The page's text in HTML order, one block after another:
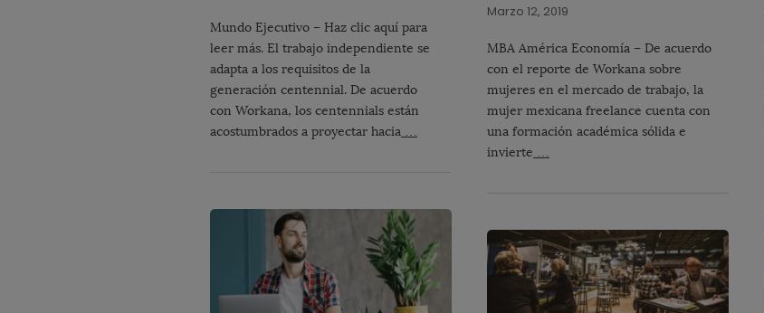
Mundo Ejecutivo – Haz clic aquí para
leer más. El trabajo independiente se
adapta a los requisitos de la
generación centennial. De acuerdo
con Workana, los centennials están
acostumbrados a proyectar hacia …
Marzo 12, 2019
MBA América Economía – De acuerdo
con el reporte de Workana sobre
mujeres en el mercado de trabajo, la
mujer mexicana freelance cuenta con
una formación académica sólida e
invierte …